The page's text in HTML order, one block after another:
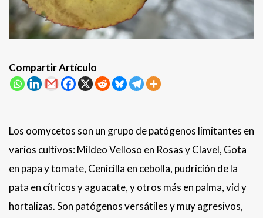
Compartir Artículo
Los oomycetos son un grupo de patógenos limitantes en
varios cultivos: Mildeo Velloso en Rosas y Clavel, Gota
en papa y tomate, Cenicilla en cebolla, pudrición de la
pata en cítricos y aguacate, y otros más en palma, vid y
hortalizas. Son patógenos versátiles y muy agresivos,